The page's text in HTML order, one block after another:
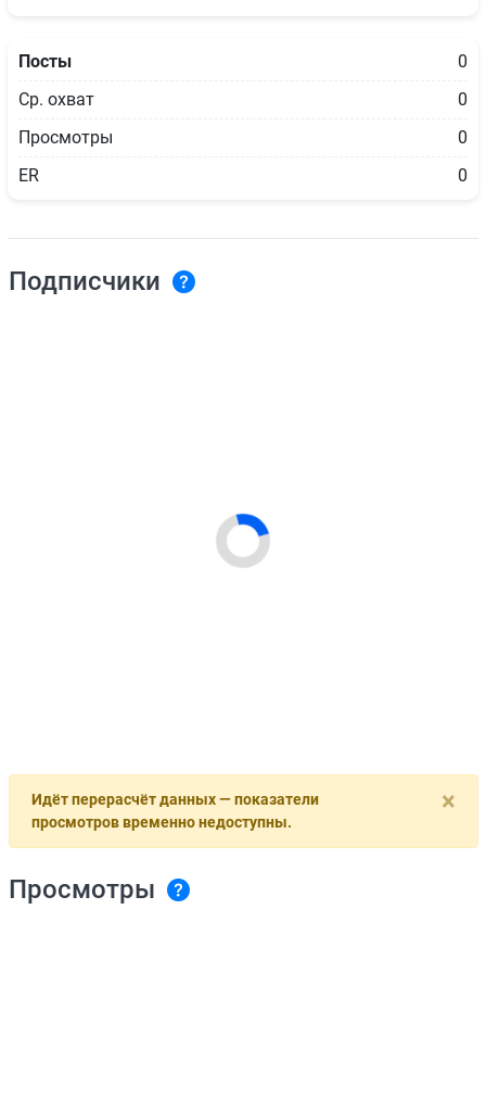
Посты
0
Ср. охват
0
Просмотры
0
ER
0
Подписчики
×
Идёт перерасчёт данных — показатели
просмотров временно недоступны.
Просмотры